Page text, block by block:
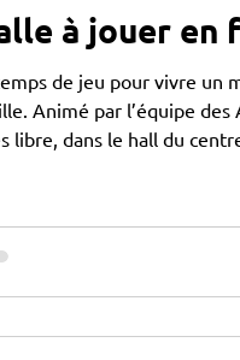
à jouer en
de jeu pour vivre un
Animé par l’équipe des
libre, dans le hall du